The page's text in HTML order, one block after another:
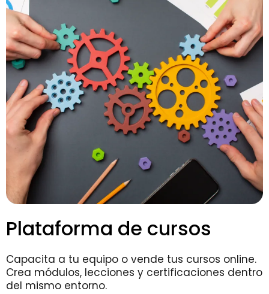
Plataforma de cursos
Capacita a tu equipo o vende tus cursos online.
Crea módulos, lecciones y certificaciones dentro
del mismo entorno.